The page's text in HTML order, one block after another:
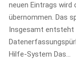
neuen Eintrags
übernommen. Das
Insgesamt entsteht
Hilfe-System Das…